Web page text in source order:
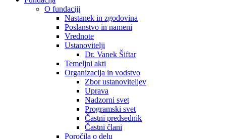
O fundaciji
Nastanek in zgodovina
Poslanstvo in nameni
Vrednote
Ustanovitelji
Dr. Vanek Šiftar
Temeljni akti
Organizacija in vodstvo
Zbor ustanoviteljev
Uprava
Nadzorni svet
Programski svet
Častni predsednik
Častni člani
Poročila o delu